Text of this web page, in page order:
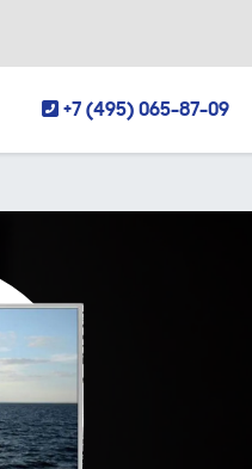
+7 (495) 065-87-09